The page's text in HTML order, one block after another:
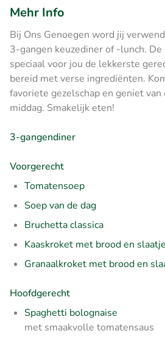
Mehr Info
Bij Ons Genoegen word jij
3-gangen keuzediner of -lunch.
speciaal voor jou de lekkerste
bereid met verse ingrediënten.
favoriete gezelschap en geniet
middag. Smakelijk eten!
3-gangendiner
Voorgerecht
Tomatensoep
Soep van de dag
Bruchetta classica
Kaaskroket met brood en slaatje
Granaalkroket met brood en
Hoofdgerecht
Spaghetti bolognaise
met smaakvolle tomatensaus